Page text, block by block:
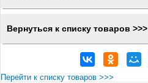
Вернуться к списку товаров >>>
Перейти к списку товаров >>>